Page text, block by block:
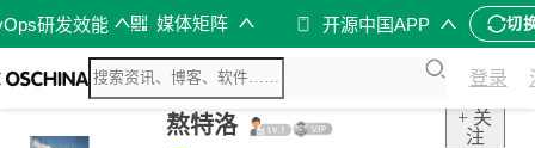
研发效能 媒体矩阵 开源中国APP 切
登录
熬特洛
+ 关
注